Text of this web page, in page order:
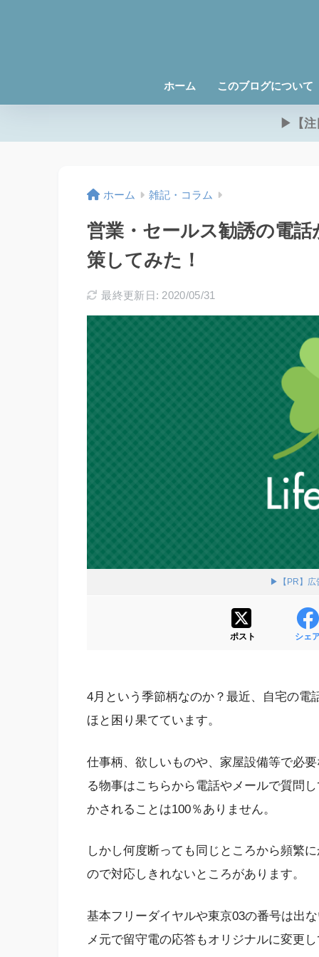
ホーム このブログについて
▶【注
ホーム 雑記・コラム
営業・セールス勧誘の電
策してみた！
最終更新日: 2020/05/31
▶【PR】広
ポスト シェ
4月という季節柄なのか？最近、自宅の電
ほと困り果てています。
仕事柄、欲しいものや、家屋設備等で必
る物事はこちらから電話やメールで質問
かされることは100％ありません。
しかし何度断っても同じところから頻繁
ので対応しきれないところがあります。
基本フリーダイヤルや東京03の番号は出
メ元で留守電の応答もオリジナルに変更